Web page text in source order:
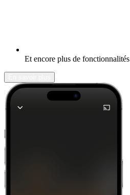
Et encore plus de fonctionnalités